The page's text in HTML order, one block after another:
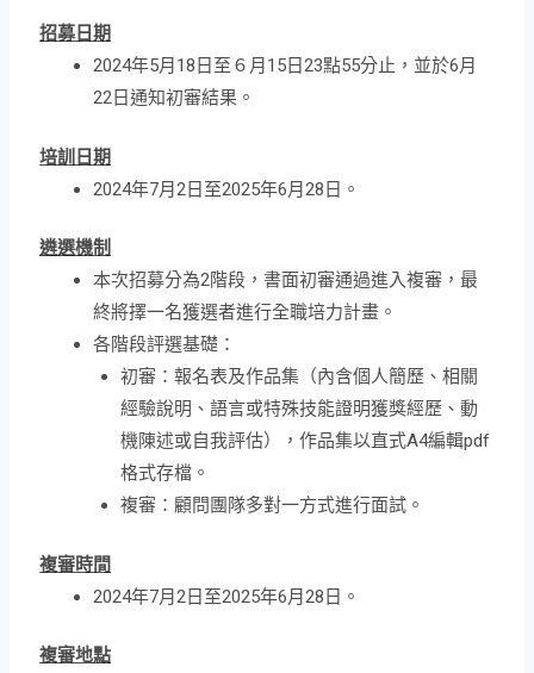
招募日期
2024年5月18日至６月15日23點55分止，並於6月
22日通知初審結果。
培訓日期
2024年7月2日至2025年6月28日。
遴選機制
本次招募分為2階段，書面初審通過進入複審，最
終將擇一名獲選者進行全職培力計畫。
各階段評選基礎：
初審：報名表及作品集（內含個人簡歷、相關
經驗說明、語言或特殊技能證明獲獎經歷、動
機陳述或自我評估），作品集以直式A4編輯pdf
格式存檔。
複審：顧問團隊多對一方式進行面試。
複審時間
2024年7月2日至2025年6月28日。
複審地點